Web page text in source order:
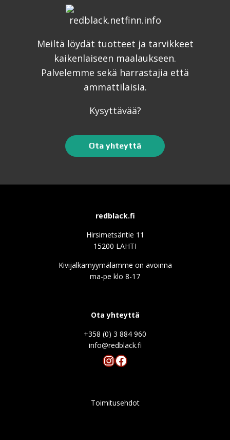
Meiltä löydät tuotteet ja tarvikkeet
kaikenlaiseen maalaukseen.
Palvelemme sekä harrastajia että
ammattilaisia.
Kysyttävää?
Ota yhteyttä
redblack.fi
Hirsimetsäntie 11
15200 LAHTI
Kivijalkamyymälämme on avoinna
ma-pe klo 8-17
Ota yhteyttä
+358 (0) 3 884 960
info@redblack.f
Instagram
Facebook
Toimitusehdot